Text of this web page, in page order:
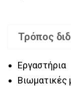
Τρόπος
Εργαστήρια
Βιωματικές